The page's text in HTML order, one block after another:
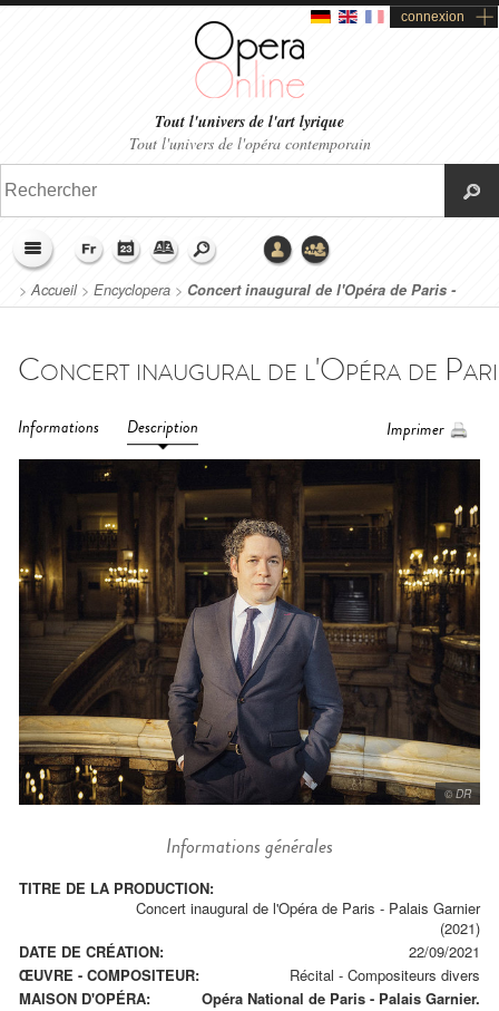
connexion
Tout l'univers de l'art lyrique
Tout l'univers de l'opéra contemporain
>Accueil> Encyclopera > Concert inaugural de l'Opéra de Paris -
Palais Garnier (2021)
Informations Description Imprimer
© DR
Informations générales
TITRE DE LA PRODUCTION:
Concert inaugural de l'Opéra de Paris - Palais Garnier
(2021)
DATE DE CRÉATION:
22/09/2021
ŒUVRE - COMPOSITEUR:
Récital - Compositeurs divers
MAISON D'OPÉRA:
Opéra National de Paris - Palais Garnier.